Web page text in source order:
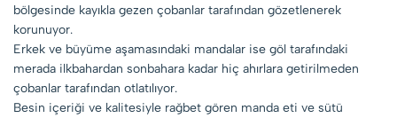
bölgesinde kayıkla gezen çobanlar tarafından gözetlenerek
korunuyor.
Erkek ve büyüme aşamasındaki mandalar ise göl tarafındaki
merada ilkbahardan sonbahara kadar hiç ahırlara getirilmeden
çobanlar tarafından otlatılıyor.
Besin içeriği ve kalitesiyle rağbet gören manda eti ve sütü